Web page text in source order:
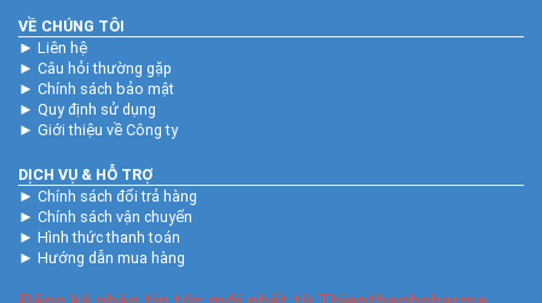
VỀ CHÚNG TÔI
► Liên hệ
► Câu hỏi thường gặp
► Chính sách bảo mật
► Quy định sử dụng
► Giới thiệu về Công ty
DỊCH VỤ & HỖ TRỢ
► Chính sách đổi trả hàng
► Chính sách vận chuyển
► Hình thức thanh toán
► Hướng dẫn mua hàng